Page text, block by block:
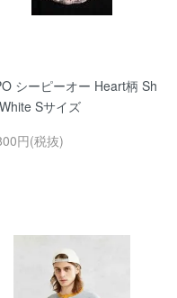
シーピーオー Heart柄 Sh
Sサイズ
円(税抜)